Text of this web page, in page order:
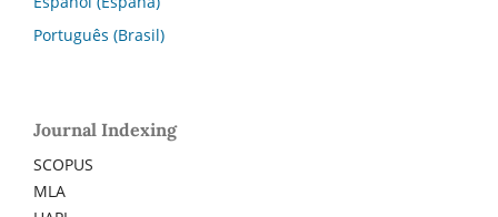
Português (Brasil)
Journal Indexing
SCOPUS
MLA